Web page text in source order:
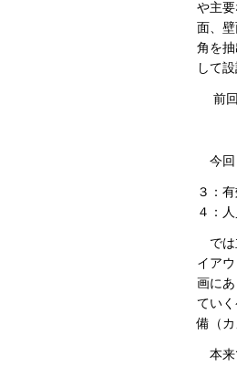
や主
面、
角を
して
前回
今回
３：
４：
では
イア
画に
てい
備（
本来